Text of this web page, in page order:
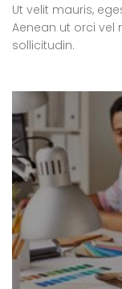
Ut velit mauris,
Aenean ut orci vel
sollicitudin.